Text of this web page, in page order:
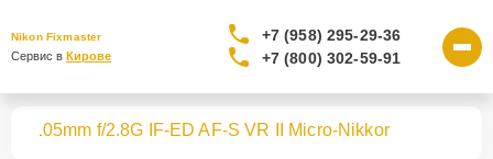
Nikon Fixmaster
Сервис в Кирове
+7 (958) 295-29-36
+7 (800) 302-59-91
105mm f/2.8G IF-ED AF-S VR II Micro-Nikkor